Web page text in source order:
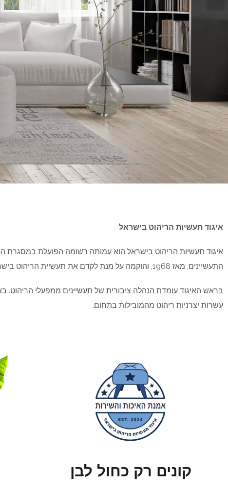
איגוד תעשיות הריהוט בישראל
איגוד תעשיות הריהוט בישראל הוא עמותה רשומה הפועלת במסגרת
התעשיינים, מאז 1968, והוקמה על מנת לקדם את תעשיית הריהוט בישראל.
בראש האיגוד עומדת הנהלה ציבורית של תעשיינים ממפעלי הריהוט.
עשרות יצרניות ריהוט מהמובילות בתחום.
קונים רק כחול לבן